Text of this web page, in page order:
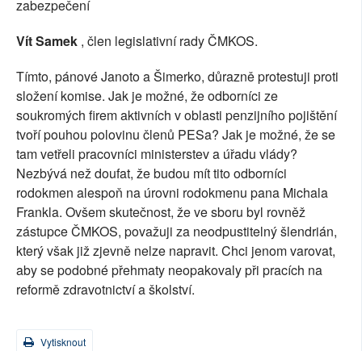
zabezpečení
Vít Samek , člen legislativní rady ČMKOS.
Tímto, pánové Janoto a Šimerko, důrazně protestuji proti
složení komise. Jak je možné, že odborníci ze
soukromých firem aktivních v oblasti penzijního pojištění
tvoří pouhou polovinu členů PESa? Jak je možné, že se
tam vetřeli pracovníci ministerstev a úřadu vlády?
Nezbývá než doufat, že budou mít tito odborníci
rodokmen alespoň na úrovni rodokmenu pana Michala
Frankla. Ovšem skutečnost, že ve sboru byl rovněž
zástupce ČMKOS, považuji za neodpustitelný šlendrián,
který však již zjevně nelze napravit. Chci jenom varovat,
aby se podobné přehmaty neopakovaly při pracích na
reformě zdravotnictví a školství.
Vytisknout